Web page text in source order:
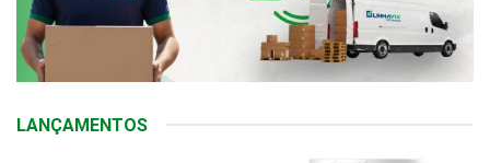
LANÇAMENTOS